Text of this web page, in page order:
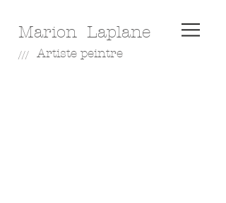
Marion Laplane
/// Artiste peintre